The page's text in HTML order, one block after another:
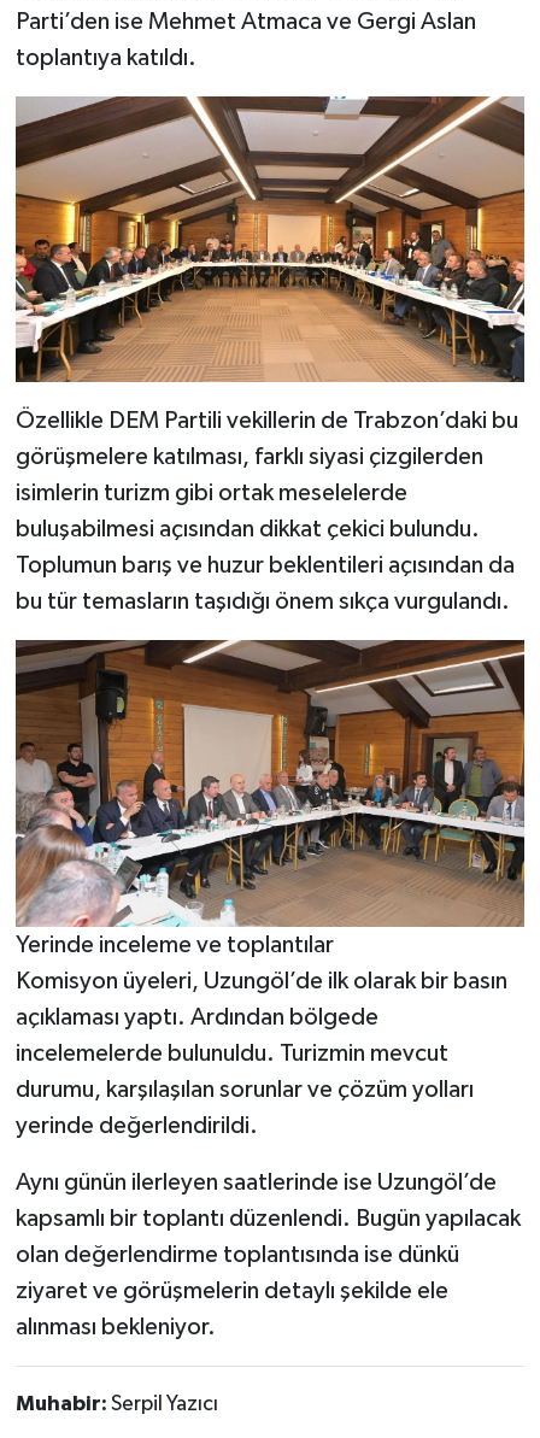
Parti’den ise Mehmet Atmaca ve Gergi Aslan
toplantıya katıldı.
Özellikle DEM Partili vekillerin de Trabzon’daki bu
görüşmelere katılması, farklı siyasi çizgilerden
isimlerin turizm gibi ortak meselelerde
buluşabilmesi açısından dikkat çekici bulundu.
Toplumun barış ve huzur beklentileri açısından da
bu tür temasların taşıdığı önem sıkça vurgulandı.
Yerinde inceleme ve toplantılar
Komisyon üyeleri, Uzungöl’de ilk olarak bir basın
açıklaması yaptı. Ardından bölgede
incelemelerde bulunuldu. Turizmin mevcut
durumu, karşılaşılan sorunlar ve çözüm yolları
yerinde değerlendirildi.
Aynı günün ilerleyen saatlerinde ise Uzungöl’de
kapsamlı bir toplantı düzenlendi. Bugün yapılacak
olan değerlendirme toplantısında ise dünkü
ziyaret ve görüşmelerin detaylı şekilde ele
alınması bekleniyor.
Muhabir: Serpil Yazıcı